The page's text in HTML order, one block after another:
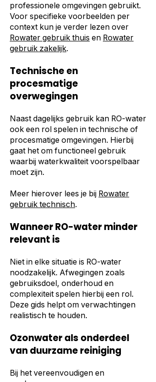
professionele omgevingen gebruikt.
Voor specifieke voorbeelden per
context kun je verder lezen over
Rowater gebruik thuis en Rowater
gebruik zakelijk.
Technische en
procesmatige
overwegingen
Naast dagelijks gebruik kan RO-water
ook een rol spelen in technische of
procesmatige omgevingen. Hierbij
gaat het om functioneel gebruik
waarbij waterkwaliteit voorspelbaar
moet zijn.
Meer hierover lees je bij Rowater
gebruik technisch.
Wanneer RO-water minder
relevant is
Niet in elke situatie is RO-water
noodzakelijk. Afwegingen zoals
gebruiksdoel, onderhoud en
complexiteit spelen hierbij een rol.
Deze gids helpt om verwachtingen
realistisch te houden.
Ozonwater als onderdeel
van duurzame reiniging
Bij het vereenvoudigen en